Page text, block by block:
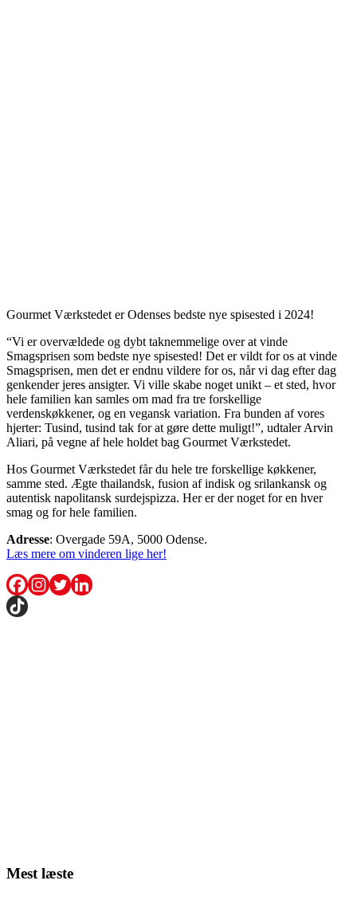
Gourmet Værkstedet er Odenses bedste nye spisested i 2024!
“Vi er overvældede og dybt taknemmelige over at vinde
Smagsprisen som bedste nye spisested! Det er vildt for os at vinde
Smagsprisen, men det er endnu vildere for os, når vi dag efter dag
genkender jeres ansigter. Vi ville skabe noget unikt – et sted, hvor
hele familien kan samles om mad fra tre forskellige
verdenskøkkener, og en vegansk variation. Fra bunden af vores
hjerter: Tusind, tusind tak for at gøre dette muligt!”, udtaler Arvin
Aliari, på vegne af hele holdet bag Gourmet Værkstedet.
Hos Gourmet Værkstedet får du hele tre forskellige køkkener,
samme sted. Ægte thailandsk, fusion af indisk og srilankansk og
autentisk napolitansk surdejspizza. Her er der noget for en hver
smag og for hele familien.
Adresse: Overgade 59A, 5000 Odense.
Læs mere om vinderen lige her!
Mest læste